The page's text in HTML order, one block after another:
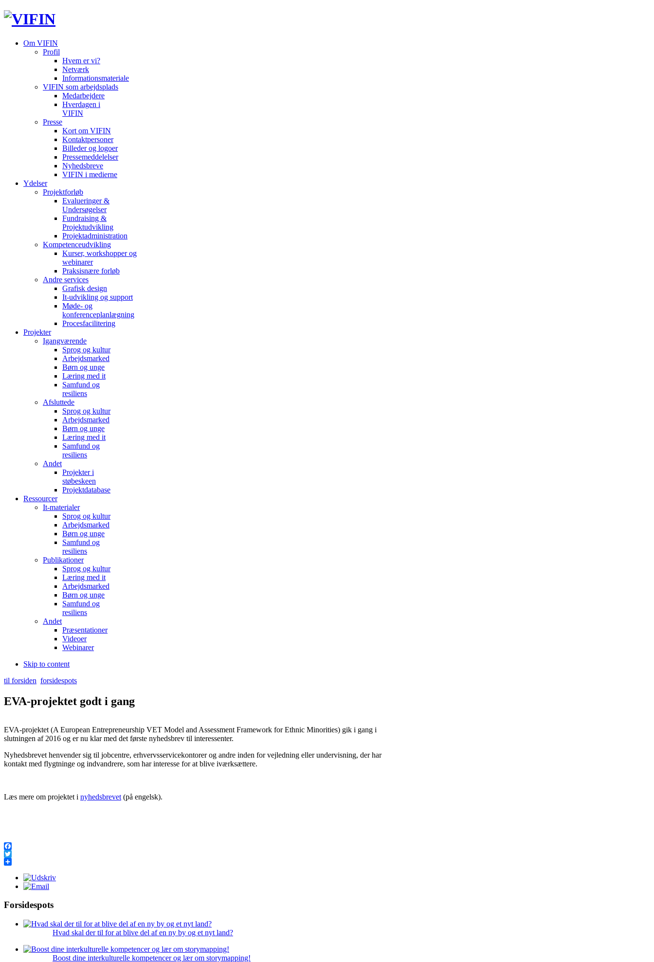
Om VIFIN
Profil
Hvem er vi?
Netværk
Informationsmateriale
VIFIN som arbejdsplads
Medarbejdere
Hverdagen i
VIFIN
Presse
Kort om VIFIN
Kontaktpersoner
Billeder og logoer
Pressemeddelelser
Nyhedsbreve
VIFIN i medierne
Ydelser
Projektforløb
Evalueringer &
Undersøgelser
Fundraising &
Projektudvikling
Projektadministration
Kompetenceudvikling
Kurser, workshopper og
webinarer
Praksisnære forløb
Andre services
Grafisk design
It-udvikling og support
Møde- og
konferenceplanlægning
Procesfacilitering
Projekter
Igangværende
Sprog og kultur
Arbejdsmarked
Børn og unge
Læring med it
Samfund og
resiliens
Afsluttede
Sprog og kultur
Arbejdsmarked
Børn og unge
Læring med it
Samfund og
resiliens
Andet
Projekter i
støbeskeen
Projektdatabase
Ressourcer
It-materialer
Sprog og kultur
Arbejdsmarked
Børn og unge
Samfund og
resiliens
Publikationer
Sprog og kultur
Læring med it
Arbejdsmarked
Børn og unge
Samfund og
resiliens
Andet
Præsentationer
Videoer
Webinarer
Skip to content
til forsiden forsidespots
EVA-projektet godt i gang
EVA-projektet (A European Entrepreneurship VET Model and Assessment Framework for Ethnic Minorities) gik i gang i
slutningen af 2016 og er nu klar med det første nyhedsbrev til interessenter.
Nyhedsbrevet henvender sig til jobcentre, erhvervsservicekontorer og andre inden for vejledning eller undervisning, der har
kontakt med flygtninge og indvandrere, som har interesse for at blive iværksættere.
Læs mere om projektet i nyhedsbrevet (på engelsk).
Facebook
Twitter
Forsidespots
Hvad skal der til for at blive del af en ny by og et nyt land?
Boost dine interkulturelle kompetencer og lær om storymapping!